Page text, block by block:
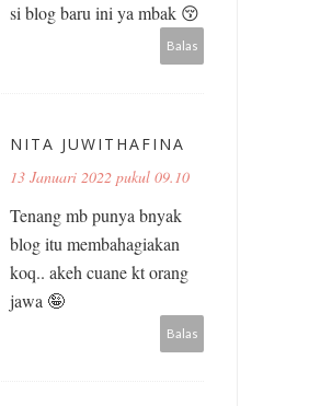
si blog baru ini ya mbak 😚
Balas
NITA JUWITHAFINA
13 Januari 2022 pukul 09.10
Tenang mb punya bnyak
blog itu membahagiakan
koq.. akeh cuane kt orang
jawa 🤪
Balas